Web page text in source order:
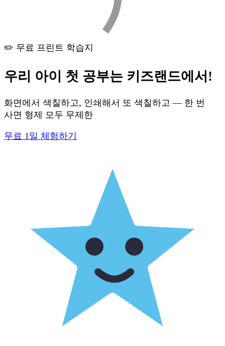
✏️ 무료 프린트 학습지
우리 아이 첫 공부는 키즈랜드에서!
화면에서 색칠하고, 인쇄해서 또 색칠하고 — 한 번
사면 형제 모두 무제한
무료 1일 체험하기